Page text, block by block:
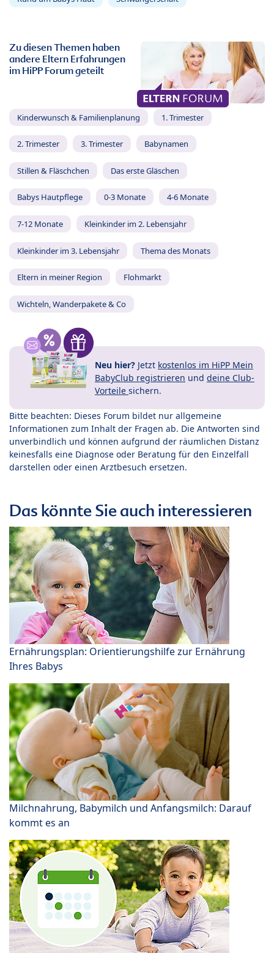
Zu diesen Themen haben
andere Eltern Erfahrungen
im HiPP Forum geteilt
Kinderwunsch & Familienplanung 1. Trimester
2. Trimester 3. Trimester Babynamen
Stillen & Fläschchen Das erste Gläschen
Babys Hautpflege 0-3 Monate 4-6 Monate
7-12 Monate Kleinkinder im 2. Lebensjahr
Kleinkinder im 3. Lebensjahr Thema des Monats
Eltern in meiner Region Flohmarkt
Wichteln, Wanderpakete & Co
Neu hier? Jetzt kostenlos im HiPP Mein
BabyClub registrieren und deine Club-
Vorteile sichern.
Bitte beachten: Dieses Forum bildet nur allgemeine
Informationen zum Inhalt der Fragen ab. Die Antworten sind
unverbindlich und können aufgrund der räumlichen Distanz
keinesfalls eine Diagnose oder Beratung für den Einzelfall
darstellen oder einen Arztbesuch ersetzen.
Das könnte Sie auch interessieren
Ernährungsplan: Orientierungshilfe zur Ernährung
Ihres Babys
Milchnahrung, Babymilch und Anfangsmilch: Darauf
kommt es an